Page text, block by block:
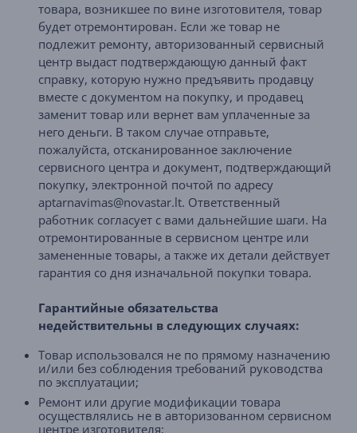
товара, возникшее по вине изготовителя, товар
будет отремонтирован. Если же товар не
подлежит ремонту, авторизованный сервисный
центр выдаст подтверждающую данный факт
справку, которую нужно предъявить продавцу
вместе с документом на покупку, и продавец
заменит товар или вернет вам уплаченные за
него деньги. В таком случае отправьте,
пожалуйста, отсканированное заключение
сервисного центра и документ, подтверждающий
покупку, электронной почтой по адресу
aptarnavimas@novastar.lt. Ответственный
работник согласует с вами дальнейшие шаги. На
отремонтированные в сервисном центре или
замененные товары, а также их детали действует
гарантия со дня изначальной покупки товара.
Гарантийные обязательства
недействительны в следующих случаях:
Товар использовался не по прямому назначению
и/или без соблюдения требований руководства
по эксплуатации;
Ремонт или другие модификации товара
осуществлялись не в авторизованном сервисном
центре изготовителя;